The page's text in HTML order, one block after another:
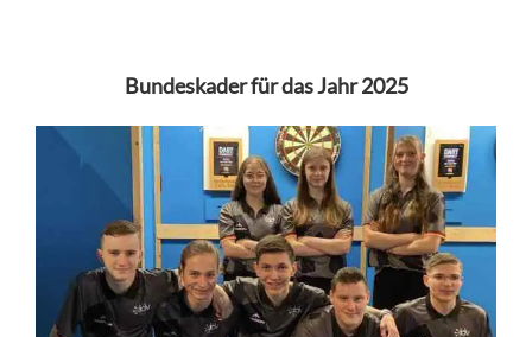
Bundeskader für das Jahr 2025